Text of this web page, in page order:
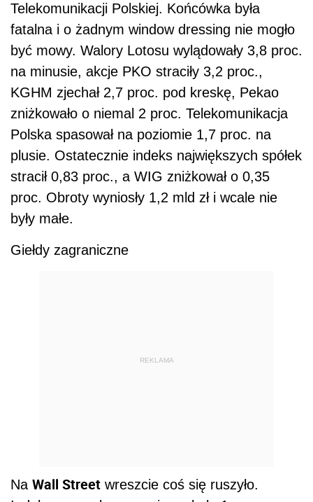
Telekomunikacji Polskiej. Końcówka była
fatalna i o żadnym window dressing nie mogło
być mowy. Walory Lotosu wylądowały 3,8 proc.
na minusie, akcje PKO straciły 3,2 proc.,
KGHM zjechał 2,7 proc. pod kreskę, Pekao
zniżkowało o niemal 2 proc. Telekomunikacja
Polska spasował na poziomie 1,7 proc. na
plusie. Ostatecznie indeks największych spółek
stracił 0,83 proc., a WIG zniżkował o 0,35
proc. Obroty wyniosły 1,2 mld zł i wcale nie
były małe.
Giełdy zagraniczne
REKLAMA
Na Wall Street wreszcie coś się ruszyło.